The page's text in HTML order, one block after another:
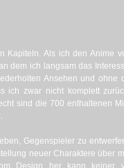
Kapiteln. Als ich den Anime
dem ich langsam das
Ansehen und ohne
ich zwar nicht komplett
sind die 700 enthaltenen
Gegenspieler zu
neuer Charaktere über
Design her kann keiner